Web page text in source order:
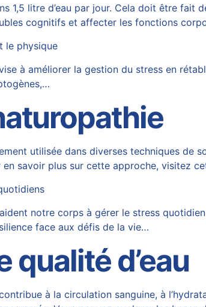
1,5 litre d’eau par jour. Cela doit être fait
cognitifs et affecter les fonctions
le physique
à améliorer la gestion du stress en
utilisée dans diverses techniques de
savoir plus sur cette approche, visitez
notre corps à gérer le stress
face aux défis de la vie…
qualité d’eau
à la circulation sanguine, à